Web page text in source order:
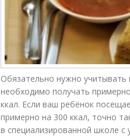
Обязательно нужно учитывать
необходимо получать
ккал. Если ваш ребёнок
примерно на 300 ккал, точно
в специализированной школе с